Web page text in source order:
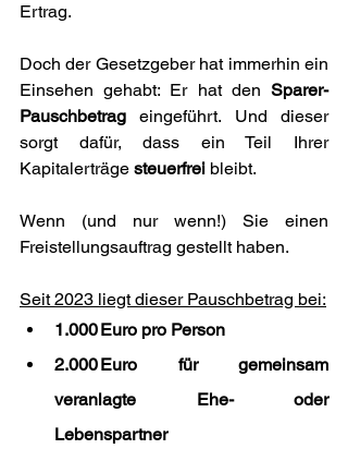
Ertrag.
Doch der Gesetzgeber hat immerhin ein
Einsehen gehabt: Er hat den Sparer-
Pauschbetrag eingeführt. Und dieser
sorgt dafür, dass ein Teil Ihrer
Kapitalerträge steuerfrei bleibt.
Wenn (und nur wenn!) Sie einen
Freistellungsauftrag gestellt haben.
Seit 2023 liegt dieser Pauschbetrag bei:
1.000 Euro pro Person
2.000 Euro für gemeinsam
veranlagte Ehe- oder
Lebenspartner